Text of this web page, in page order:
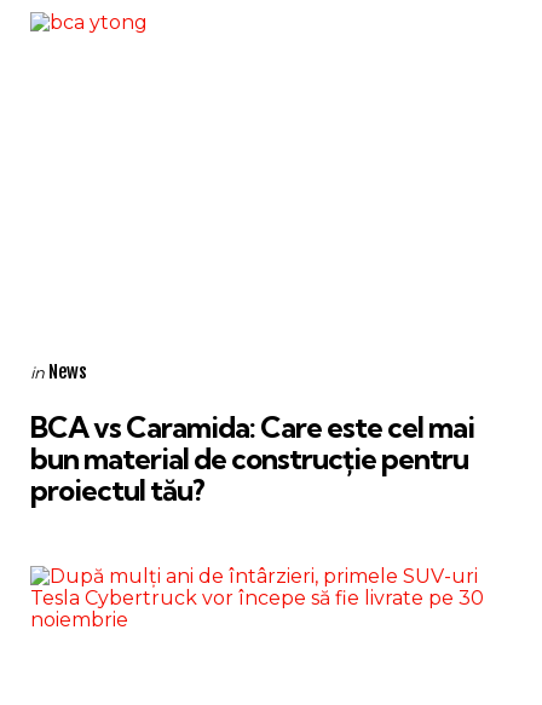
Categories
Posted
in News
BCA vs Caramida: Care este cel mai
bun material de construcție pentru
proiectul tău?